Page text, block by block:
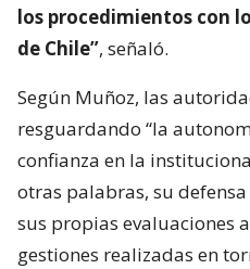
los procedimientos con
de Chile”, señaló.
Según Muñoz, las
resguardando “la
confianza en la
otras palabras, su
sus propias evaluaciones
gestiones realizadas en